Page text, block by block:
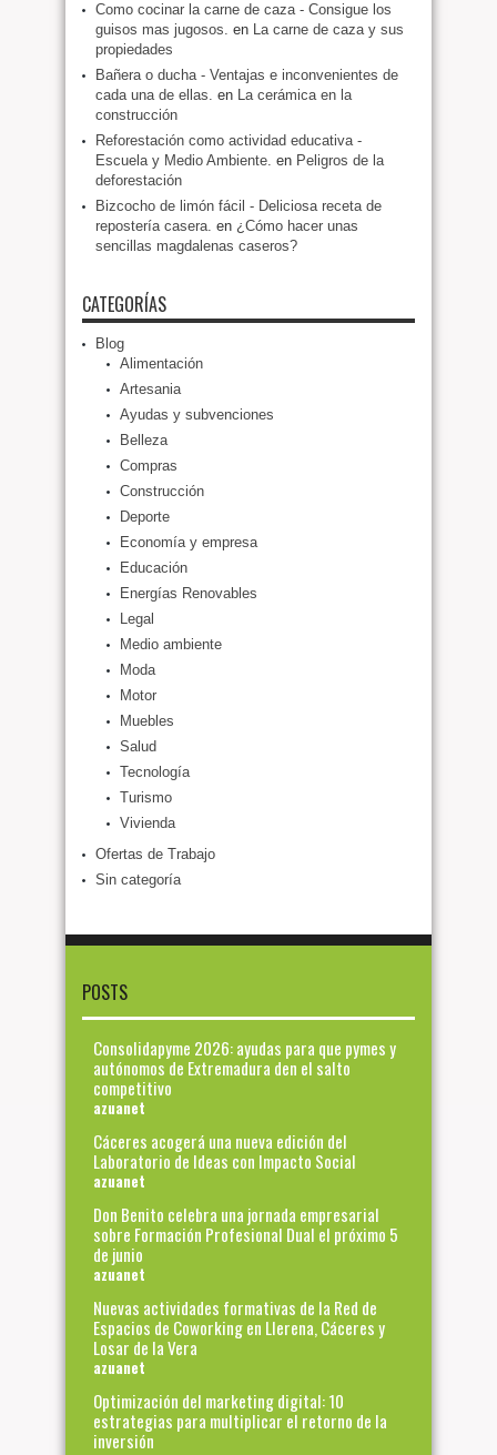
Como cocinar la carne de caza - Consigue los
guisos mas jugosos. en La carne de caza y sus
propiedades
Bañera o ducha - Ventajas e inconvenientes de
cada una de ellas. en La cerámica en la
construcción
Reforestación como actividad educativa -
Escuela y Medio Ambiente. en Peligros de la
deforestación
Bizcocho de limón fácil - Deliciosa receta de
repostería casera. en ¿Cómo hacer unas
sencillas magdalenas caseros?
CATEGORÍAS
Blog
Alimentación
Artesania
Ayudas y subvenciones
Belleza
Compras
Construcción
Deporte
Economía y empresa
Educación
Energías Renovables
Legal
Medio ambiente
Moda
Motor
Muebles
Salud
Tecnología
Turismo
Vivienda
Ofertas de Trabajo
Sin categoría
POSTS
Consolidapyme 2026: ayudas para que pymes y
autónomos de Extremadura den el salto
competitivo
azuanet
Cáceres acogerá una nueva edición del
Laboratorio de Ideas con Impacto Social
azuanet
Don Benito celebra una jornada empresarial
sobre Formación Profesional Dual el próximo 5
de junio
azuanet
Nuevas actividades formativas de la Red de
Espacios de Coworking en Llerena, Cáceres y
Losar de la Vera
azuanet
Optimización del marketing digital: 10
estrategias para multiplicar el retorno de la
inversión